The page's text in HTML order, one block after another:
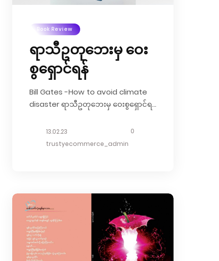
Book Review
ရာသီဥတုဘေးမှ ဝေး
စွရှောင်ရန်
Bill Gates -How to avoid climate
disaster ရာသီဥတုဘေးမှ ဝေးစွရှောင်ရန်
မည်မျှပင်စာဖတ်ဝါသနာပါသည်ဆိုစေ မိမိ
နှင့်မယဉ်ပါးသော၊ မိမိစိတ်မဝင် စားသော
လျှင်တော့ ယင်းဖြစ်စဉ်၏အခြေခံ
သဘောမျှကို ဖြစ်စေ နားလည်
သဘောပေါက်အောင် ကြိုးစားကြရပါ
မည်။ အဆိုပါ ဖြစ်စဉ်မျိုး များထဲတွင်
ရာသီဥတုပြောင်းလဲခြင်းလည်း ပါဝင်
13.02.23
0
trustyecommerce_admin